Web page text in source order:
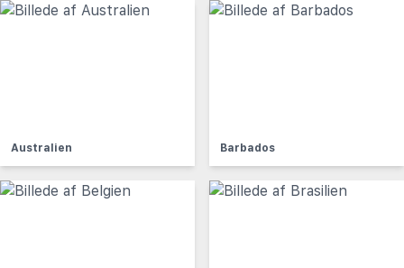
Australien Barbados